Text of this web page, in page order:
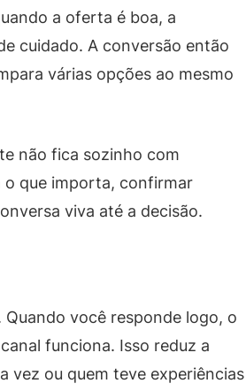
a oferta é boa, a
cuidado. A conversão então
várias opções ao mesmo
não fica sozinho com
o que importa, confirmar
viva até a decisão.
você responde logo, o
funciona. Isso reduz a
vez ou quem teve experiências